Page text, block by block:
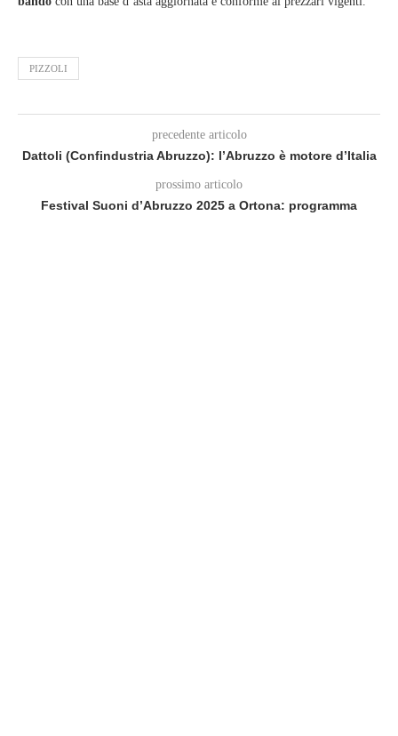
PIZZOLI
precedente articolo
Dattoli (Confindustria Abruzzo): l’Abruzzo è motore d’Italia
prossimo articolo
Festival Suoni d’Abruzzo 2025 a Ortona: programma